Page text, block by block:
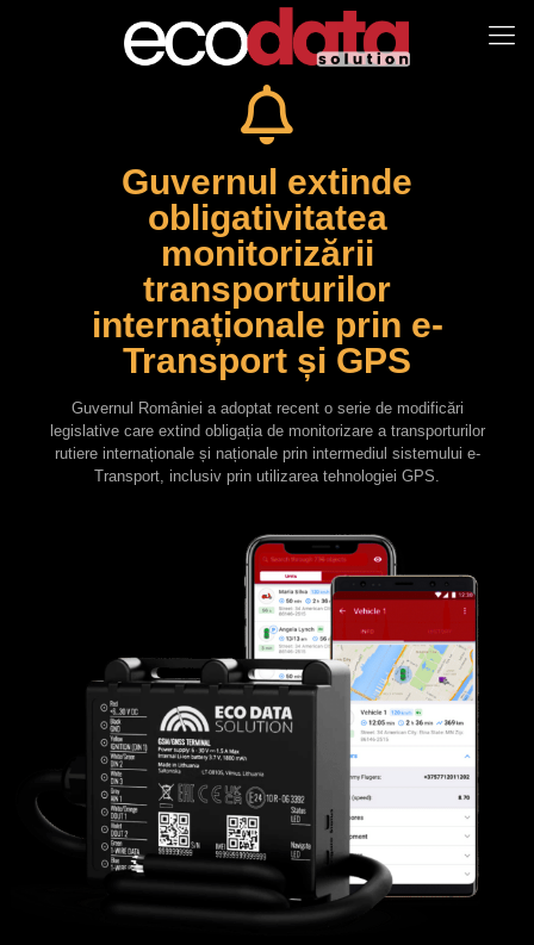
Guvernul extinde
obligativitatea
monitorizării
transporturilor
internaționale prin e-
Transport și GPS
Guvernul României a adoptat recent o serie de modificări
legislative care extind obligația de monitorizare a transporturilor
rutiere internaționale și naționale prin intermediul sistemului e-
Transport, inclusiv prin utilizarea tehnologiei GPS.